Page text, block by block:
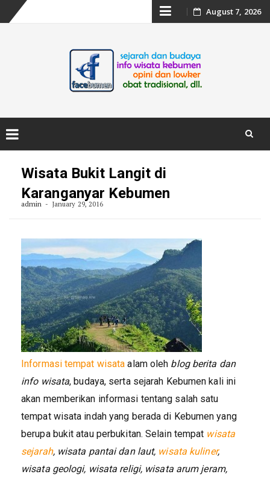
Skip
content
August 7, 2026
Wisata Bukit Langit di
Karanganyar Kebumen
admin January 29, 2016
Informasi tempat wisata alam oleh blog berita dan
info wisata, budaya, serta sejarah Kebumen kali ini
akan memberikan informasi tentang salah satu
tempat wisata indah yang berada di Kebumen yang
berupa bukit atau perbukitan. Selain tempat wisata
sejarah, wisata pantai dan laut, wisata kuliner,
wisata geologi, wisata religi, wisata arum jeram,